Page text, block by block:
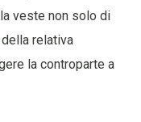
veste non solo di
relativa
la controparte a